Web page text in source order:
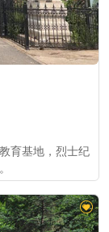
育基地，烈士纪